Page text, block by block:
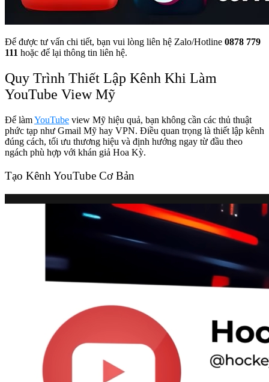
Để được tư vấn chi tiết, bạn vui lòng liên hệ Zalo/Hotline 0878 779
111 hoặc để lại thông tin liên hệ.
Quy Trình Thiết Lập Kênh Khi Làm
YouTube View Mỹ
Để làmYouTube view Mỹ hiệu quả, bạn không cần các thủ thuật
phức tạp như Gmail Mỹ hay VPN. Điều quan trọng là thiết lập kênh
đúng cách, tối ưu thương hiệu và định hướng ngay từ đầu theo
ngách phù hợp với khán giả Hoa Kỳ.
Tạo Kênh YouTube Cơ Bản